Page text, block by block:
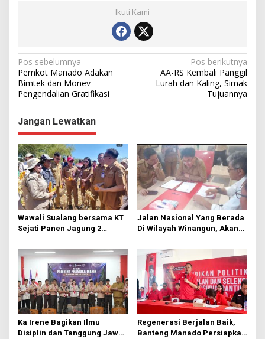
Ikuti Kami
N
a
v
i
g
a
s
i
p
o
s
Pos sebelumnya
Pemkot Manado Adakan
Bimtek dan Monev
Pengendalian Gratifikasi
Pos berikutnya
AA-RS Kembali Panggil
Lurah dan Kaling, Simak
Tujuannya
Jangan Lewatkan
Wawali Sualang bersama KT
Sejati Panen Jagung 2
Jalan Nasional Yang Berada
Di Wilayah Winangun, Akan
Ka Irene Bagikan Ilmu
Disiplin dan Tanggung Jawab
Regenerasi Berjalan Baik,
Banteng Manado Persiapkan